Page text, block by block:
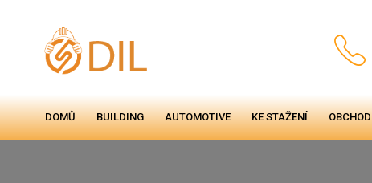
DOMŮ BUILDING AUTOMOTIVE KE STAŽENÍ OBCHOD